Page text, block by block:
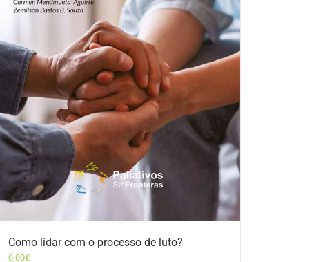
Como lidar com o processo de luto?
0,00€